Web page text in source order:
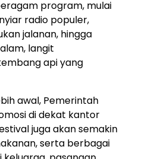
program, mulai
radio populer,
jalanan, hingga
langit
api yang
awal, Pemerintah
di dekat kantor
juga akan semakin
serta berbagai